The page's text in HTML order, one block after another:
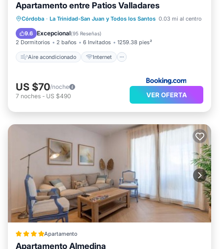
Apartamento entre Patios Valladares
Córdoba · La Trinidad-San Juan y Todos los Santos 0.03 mi al centro
9.6 Excepcional(95 Reseñas)
2 Dormitorios 2 baños 6 Invitados 1259.38 pies²
Aire acondicionado Internet
Aire acondicionado
Internet
Apto para niños
US $70/noche
7 noches - US $490 VER OFERTA
Apartamento
Apartamento Almedina